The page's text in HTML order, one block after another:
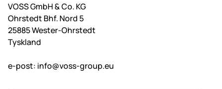
VOSS GmbH & Co. KG
Ohrstedt Bhf. Nord 5
25885 Wester-Ohrstedt
Tyskland
e-post: info@voss-group.eu